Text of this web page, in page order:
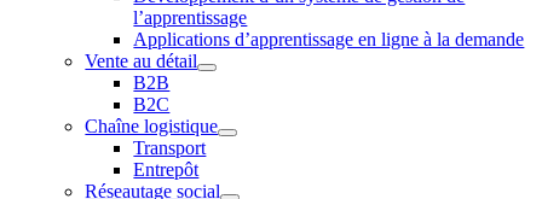
l’apprentissage
Applications d’apprentissage en ligne à la demande
Vente au détail
B2B
B2C
Chaîne logistique
Transport
Entrepôt
Réseautage social